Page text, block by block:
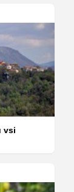
vsi